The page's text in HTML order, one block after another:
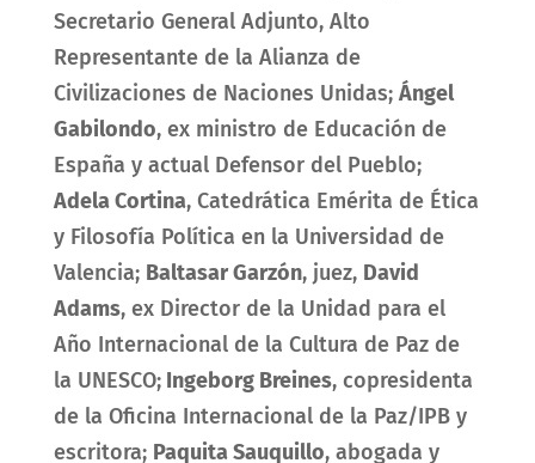
Secretario General Adjunto, Alto
Representante de la Alianza de
Civilizaciones de Naciones Unidas; Ángel
Gabilondo, ex ministro de Educación de
España y actual Defensor del Pueblo;
Adela Cortina, Catedrática Emérita de Ética
y Filosofía Política en la Universidad de
Valencia; Baltasar Garzón, juez, David
Adams, ex Director de la Unidad para el
Año Internacional de la Cultura de Paz de
la UNESCO;Ingeborg Breines, copresidenta
de la Oficina Internacional de la Paz/IPB y
escritora; Paquita Sauquillo, abogada y